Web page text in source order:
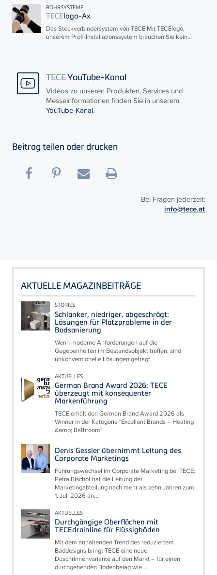
ROHRSYSTEME
TECElogo-Ax
Das Steckverbindersystem vonTECE MitTECElogo,
unserem Profi-Installationssystem brauchen Sie kein...
TECEYouTube-Kanal
Videos zu unseren Produkten, Services und
Messeinformationen finden Sie in unserem
YouTube-Kanal.
Beitrag teilen oder drucken
Bei Fragen jederzeit:
info@tece.at
AKTUELLE MAGAZINBEITRÄGE
STORIES
Schlanker, niedriger, abgeschrägt:
Lösungen für Platzprobleme in der
Badsanierung
Wenn moderne Anforderungen auf die
Gegebenheiten im Bestandsobjekt treffen, sind
unkonventionelle Lösungen gefragt.
AKTUELLES
German Brand Award 2026: TECE
überzeugt mit konsequenter
Markenführung
TECE erhält den German Brand Award 2026 als
Winner in der Kategorie "Excellent Brands – Heating
&amp; Bathroom"
Denis Gessler übernimmt Leitung des
Corporate Marketings
Führungswechsel im Corporate Marketing bei TECE:
Petra Bischof hat die Leitung der
Marketingabteilung nach mehr als zehn Jahren zum
1. Juli 2026 an...
AKTUELLES
Durchgängige Oberflächen mit
TECEdrainline für Flüssigböden
Mit dem anhaltenden Trend des reduziertem
Baddesigns bringt TECE eine neue
Duschrinnenvariante auf den Markt – für einen
durchgehenden Bodenbelag wie...